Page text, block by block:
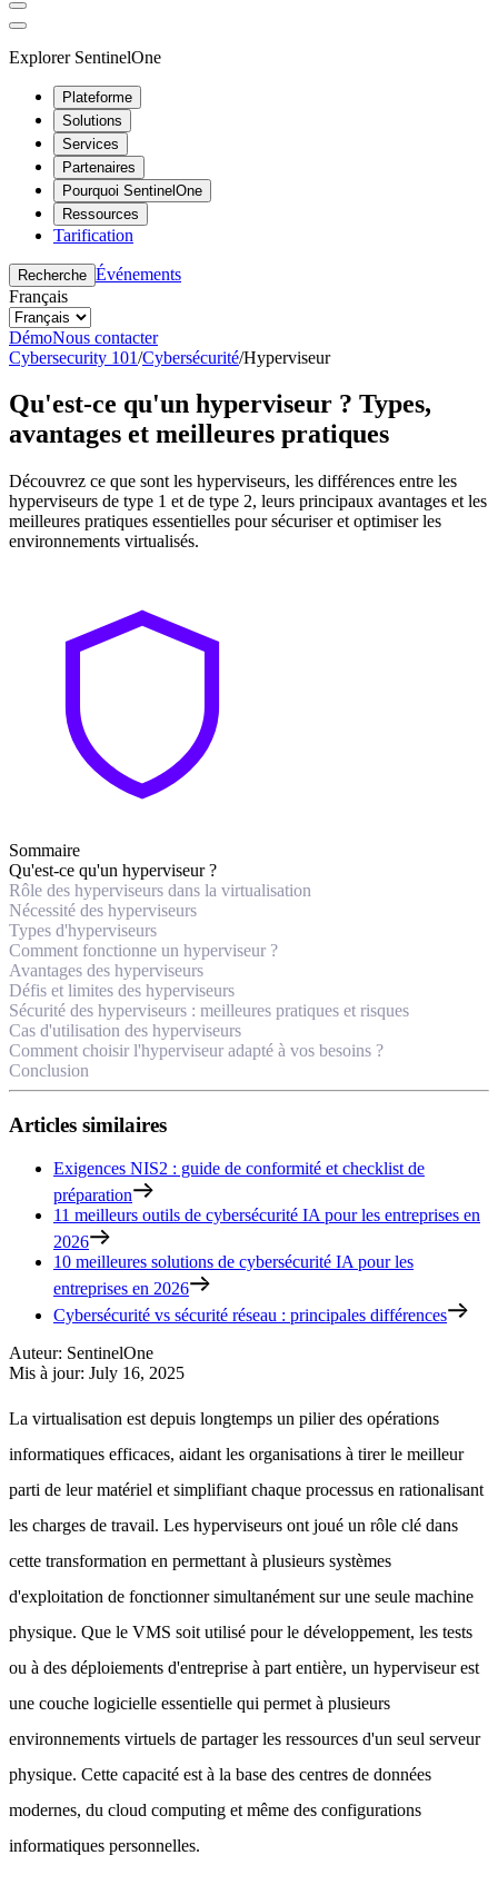
Explorer SentinelOne
Plateforme
Solutions
Services
Partenaires
Pourquoi SentinelOne
Ressources
Tarification
Recherche Événements
Français
DémoNous contacter
Cybersecurity 101/Cybersécurité/Hyperviseur
Qu'est-ce qu'un hyperviseur ? Types,
avantages et meilleures pratiques
Découvrez ce que sont les hyperviseurs, les différences entre les
hyperviseurs de type 1 et de type 2, leurs principaux avantages et les
meilleures pratiques essentielles pour sécuriser et optimiser les
environnements virtualisés.
Sommaire
Qu'est-ce qu'un hyperviseur ?
Rôle des hyperviseurs dans la virtualisation
Nécessité des hyperviseurs
Types d'hyperviseurs
Comment fonctionne un hyperviseur ?
Avantages des hyperviseurs
Défis et limites des hyperviseurs
Sécurité des hyperviseurs : meilleures pratiques et risques
Cas d'utilisation des hyperviseurs
Comment choisir l'hyperviseur adapté à vos besoins ?
Conclusion
Articles similaires
Exigences NIS2 : guide de conformité et checklist de
préparation
11 meilleurs outils de cybersécurité IA pour les entreprises en
2026
10 meilleures solutions de cybersécurité IA pour les
entreprises en 2026
Cybersécurité vs sécurité réseau : principales différences
Auteur: SentinelOne
Mis à jour: July 16, 2025
La virtualisation est depuis longtemps un pilier des opérations
informatiques efficaces, aidant les organisations à tirer le meilleur
parti de leur matériel et simplifiant chaque processus en rationalisant
les charges de travail. Les hyperviseurs ont joué un rôle clé dans
cette transformation en permettant à plusieurs systèmes
d'exploitation de fonctionner simultanément sur une seule machine
physique. Que le VMS soit utilisé pour le développement, les tests
ou à des déploiements d'entreprise à part entière, un hyperviseur est
une couche logicielle essentielle qui permet à plusieurs
environnements virtuels de partager les ressources d'un seul serveur
physique. Cette capacité est à la base des centres de données
modernes, du cloud computing et même des configurations
informatiques personnelles.